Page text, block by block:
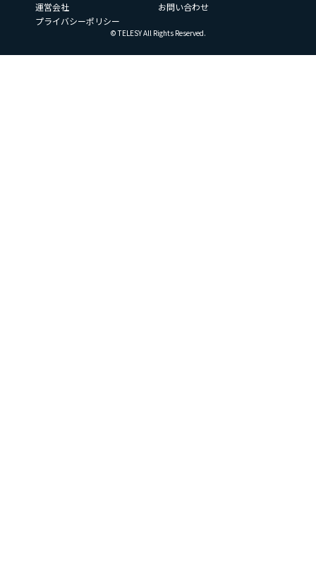
運営会社
お問い合わせ
プライバシーポリシー
© TELESY All Rights Reserved.